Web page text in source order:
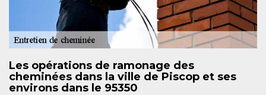
Les opérations de ramonage des
cheminées dans la ville de Piscop et ses
environs dans le 95350